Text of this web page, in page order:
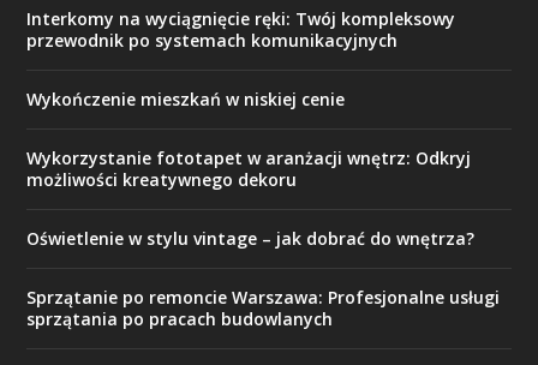
Interkomy na wyciągnięcie ręki: Twój kompleksowy
przewodnik po systemach komunikacyjnych
Wykończenie mieszkań w niskiej cenie
Wykorzystanie fototapet w aranżacji wnętrz: Odkryj
możliwości kreatywnego dekoru
Oświetlenie w stylu vintage – jak dobrać do wnętrza?
Sprzątanie po remoncie Warszawa: Profesjonalne usługi
sprzątania po pracach budowlanych